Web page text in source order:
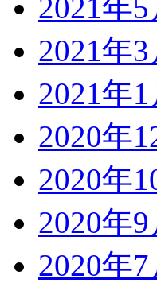
2021年
2021年
2021年
2020年
2020年
2020年
2020年